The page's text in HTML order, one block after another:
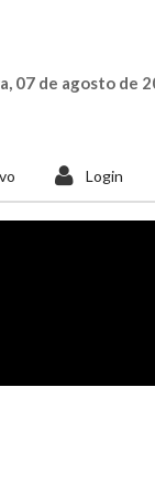
07 de agosto de
Login